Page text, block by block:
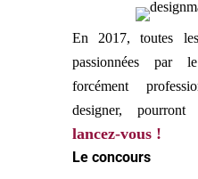
En 2017, toutes les
passionnées par
forcément
designer,
lancez-vous !
Le concours